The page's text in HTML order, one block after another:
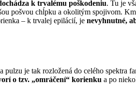
k trvalému poškodeniu. Tu je
pošvou chĺpku a okolitým spojivom.
– k trvalej epilácií, je nevyhnutné,
je tak rozložená do celého spektra
o tzv. „omráčení“ korienku a po